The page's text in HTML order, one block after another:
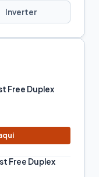
Inverter
Free Duplex
Free Duplex